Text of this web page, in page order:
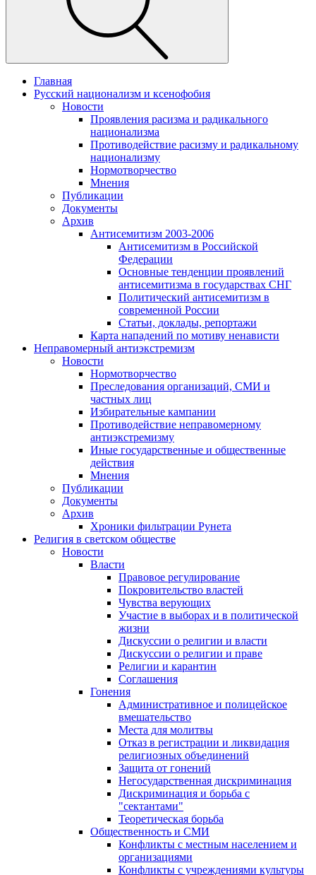
Главная
Русский национализм и ксенофобия
Новости
Проявления расизма и радикального
национализма
Противодействие расизму и радикальному
национализму
Нормотворчество
Мнения
Публикации
Документы
Архив
Антисемитизм 2003-2006
Антисемитизм в Российской
Федерации
Основные тенденции проявлений
антисемитизма в государствах СНГ
Политический антисемитизм в
современной России
Статьи, доклады, репортажи
Карта нападений по мотиву ненависти
Неправомерный антиэкстремизм
Новости
Нормотворчество
Преследования организаций, СМИ и
частных лиц
Избирательные кампании
Противодействие неправомерному
антиэкстремизму
Иные государственные и общественные
действия
Мнения
Публикации
Документы
Архив
Хроники фильтрации Рунета
Религия в светском обществе
Новости
Власти
Правовое регулирование
Покровительство властей
Чувства верующих
Участие в выборах и в политической
жизни
Дискуссии о религии и власти
Дискуссии о религии и праве
Религии и карантин
Соглашения
Гонения
Административное и полицейское
вмешательство
Места для молитвы
Отказ в регистрации и ликвидация
религиозных объединений
Защита от гонений
Негосударственная дискриминация
Дискриминация и борьба с
"сектантами"
Теоретическая борьба
Общественность и СМИ
Конфликты с местным населением и
организациями
Конфликты с учреждениями культуры